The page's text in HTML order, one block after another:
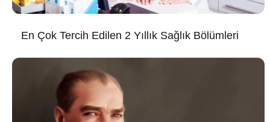
En Çok Tercih Edilen 2 Yıllık Sağlık Bölümleri